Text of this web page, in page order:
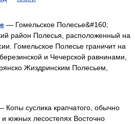
— Гомельское Полесье&#160;
район Полесья, расположенный на
Гомельское Полесье граничит на
и Чечерской равнинами,
Жиздринским Полесьем,
Копы суслика крапчатого, обычно
южных лесостепях Восточно